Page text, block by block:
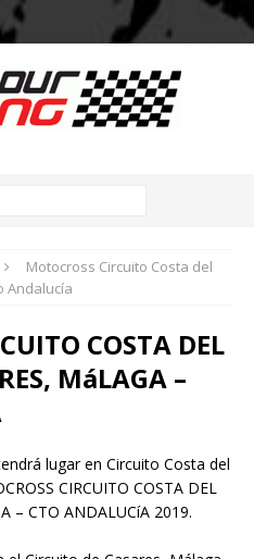
Motocross Circuito Costa del
Andalucía
COSTA DEL
MáLAGA –
lugar en Circuito Costa del
CIRCUITO COSTA DEL
– CTO ANDALUCíA 2019.